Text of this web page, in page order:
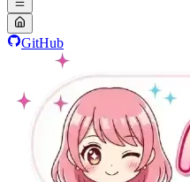
GitHub